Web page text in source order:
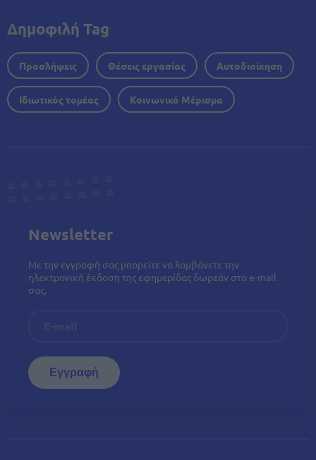
Δημοφιλή Tag
Προσλήψεις Θέσεις εργασίας Αυτοδιοίκηση
Ιδιωτικός τομέας Κοινωνικό Μέρισμα
Newsletter
Με την εγγραφή σας μπορείτε να λαμβάνετε την
ηλεκτρονική έκδοση της εφημερίδας δωρεάν στο e-mail
σας.